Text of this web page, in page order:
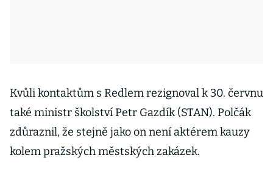
Kvůli kontaktům s Redlem rezignoval k 30. červnu
také ministr školství Petr Gazdík (STAN). Polčák
zdůraznil, že stejně jako on není aktérem kauzy
kolem pražských městských zakázek.